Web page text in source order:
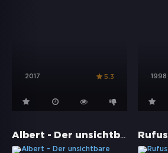
2017 5.3 1998
Albert - Der unsichtbare Hund Rufus